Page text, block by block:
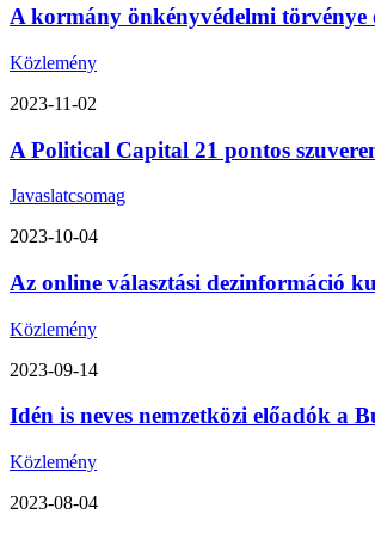
A kormány önkényvédelmi törvénye
Közlemény
2023-11-02
A Political Capital 21 pontos
Javaslatcsomag
2023-10-04
Az online választási dezinformáció
Közlemény
2023-09-14
Idén is neves nemzetközi előadók a
Közlemény
2023-08-04